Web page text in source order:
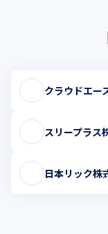
クラウドエー
スリープラス
日本リック株